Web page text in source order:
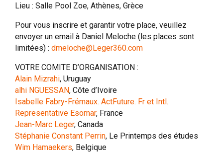
Lieu : Salle Pool Zoe, Athènes, Grèce
Pour vous inscrire et garantir votre place, veuillez
envoyer un email à Daniel Meloche (les places sont
limitées) : dmeloche@Leger360.com
VOTRE COMITE D’ORGANISATION :
Alain Mizrahi, Uruguay
alhi NGUESSAN, Côte d’Ivoire
Isabelle Fabry-Frémaux. ActFuture. Fr et Intl.
Representative Esomar, France
Jean-Marc Leger, Canada
Stéphanie Constant Perrin, Le Printemps des études
Wim Hamaekers, Belgique